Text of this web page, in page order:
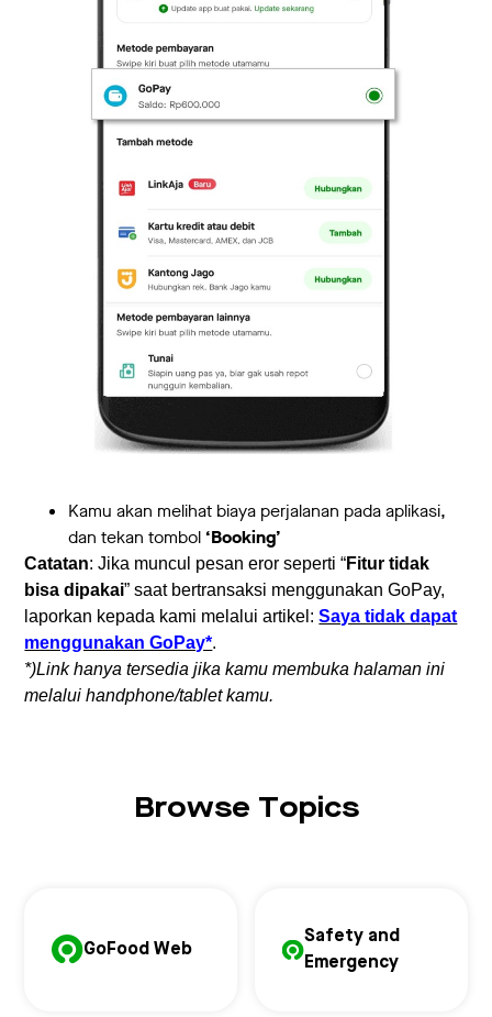
Kamu akan melihat biaya perjalanan pada aplikasi,
dan tekan tombol ‘Booking’
Catatan: Jika muncul pesan eror seperti “Fitur tidak
bisa dipakai” saat bertransaksi menggunakan GoPay,
laporkan kepada kami melalui artikel:Saya tidak dapat
menggunakan GoPay*.
*)Link hanya tersedia jika kamu membuka halaman ini
melalui handphone/tablet kamu.
Browse Topics
GoFood Web
Safety and
Emergency